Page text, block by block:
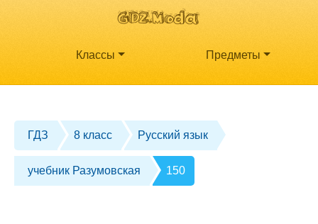
Классы Предметы
ГДЗ 8 класс Русский язык
учебник Разумовская 150